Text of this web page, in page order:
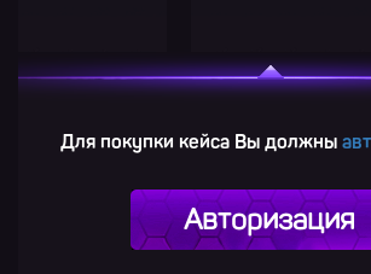
Для покупки кейса Вы должны
Авторизация